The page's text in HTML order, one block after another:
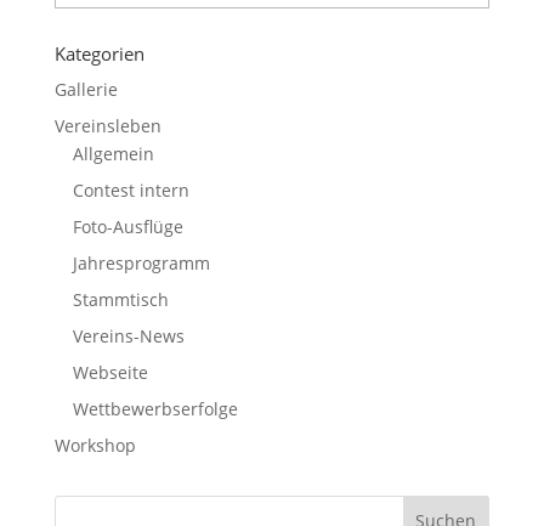
Kategorien
Gallerie
Vereinsleben
Allgemein
Contest intern
Foto-Ausflüge
Jahresprogramm
Stammtisch
Vereins-News
Webseite
Wettbewerbserfolge
Workshop